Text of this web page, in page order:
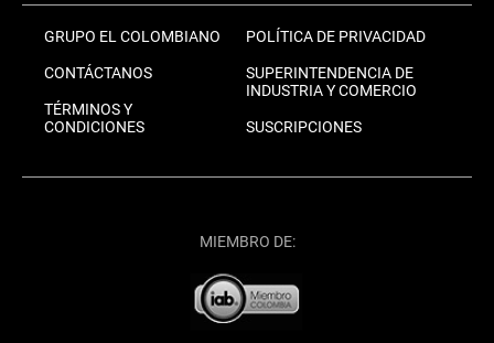
GRUPO EL COLOMBIANO
CONTÁCTANOS
TÉRMINOS Y
CONDICIONES
POLÍTICA DE PRIVACIDAD
SUPERINTENDENCIA DE
INDUSTRIA Y COMERCIO
SUSCRIPCIONES
MIEMBRO DE: